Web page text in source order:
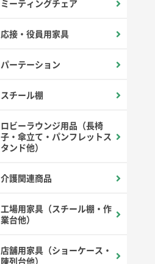
ミーティングチェア
応接・役員用家具
パーテーション
スチール棚
ロビーラウンジ用品（長椅
子・傘立て・パンフレットス
タンド他）
介護関連商品
工場用家具（スチール棚・作
業台他）
店舗用家具（ショーケース・
陳列台他）